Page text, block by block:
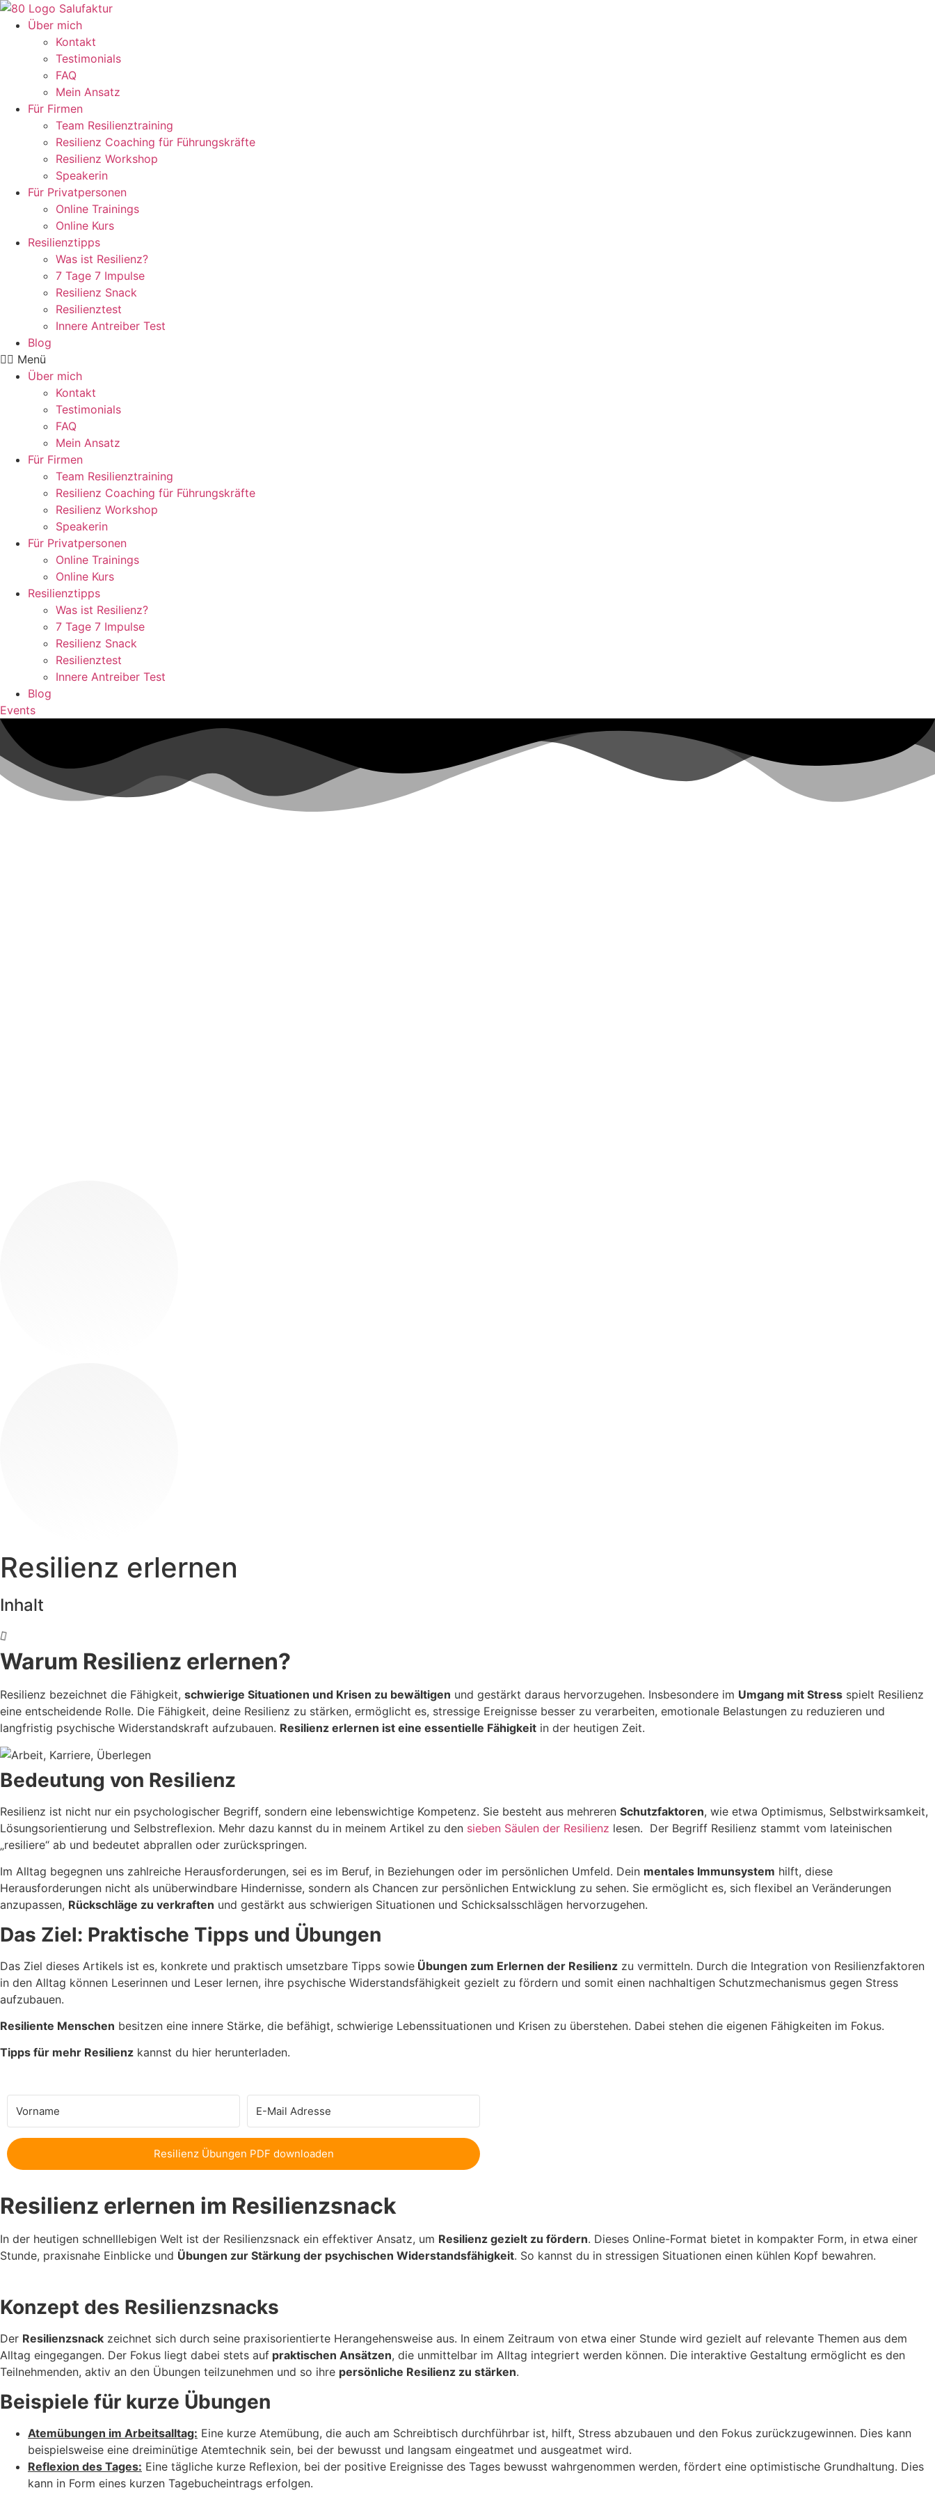
Zum
Inhalt
wechseln
Über mich
Kontakt
Testimonials
FAQ
Mein Ansatz
Für Firmen
Team Resilienztraining
Resilienz Coaching für Führungskräfte
Resilienz Workshop
Speakerin
Für Privatpersonen
Online Trainings
Online Kurs
Resilienztipps
Was ist Resilienz?
7 Tage 7 Impulse
Resilienz Snack
Resilienztest
Innere Antreiber Test
Blog
Menü
Über mich
Kontakt
Testimonials
FAQ
Mein Ansatz
Für Firmen
Team Resilienztraining
Resilienz Coaching für Führungskräfte
Resilienz Workshop
Speakerin
Für Privatpersonen
Online Trainings
Online Kurs
Resilienztipps
Was ist Resilienz?
7 Tage 7 Impulse
Resilienz Snack
Resilienztest
Innere Antreiber Test
Blog
Events
Resilienz erlernen
Inhalt
Warum Resilienz erlernen?
Resilienz bezeichnet die Fähigkeit, schwierige Situationen und Krisen zu bewältigen und gestärkt daraus hervorzugehen. Insbesondere im Umgang mit Stress spielt Resilienz
eine entscheidende Rolle. Die Fähigkeit, deine Resilienz zu stärken, ermöglicht es, stressige Ereignisse besser zu verarbeiten, emotionale Belastungen zu reduzieren und
langfristig psychische Widerstandskraft aufzubauen. Resilienz erlernen ist eine essentielle Fähigkeit in der heutigen Zeit.
Bedeutung von Resilienz
Resilienz ist nicht nur ein psychologischer Begriff, sondern eine lebenswichtige Kompetenz. Sie besteht aus mehreren Schutzfaktoren, wie etwa Optimismus, Selbstwirksamkeit,
Lösungsorientierung und Selbstreflexion. Mehr dazu kannst du in meinem Artikel zu den sieben Säulen der Resilienz lesen. Der Begriff Resilienz stammt vom lateinischen
„resiliere“ ab und bedeutet abprallen oder zurückspringen.
Im Alltag begegnen uns zahlreiche Herausforderungen, sei es im Beruf, in Beziehungen oder im persönlichen Umfeld. Dein mentales Immunsystem hilft, diese
Herausforderungen nicht als unüberwindbare Hindernisse, sondern als Chancen zur persönlichen Entwicklung zu sehen. Sie ermöglicht es, sich flexibel an Veränderungen
anzupassen, Rückschläge zu verkraften und gestärkt aus schwierigen Situationen und Schicksalsschlägen hervorzugehen.
Das Ziel: Praktische Tipps und Übungen
Das Ziel dieses Artikels ist es, konkrete und praktisch umsetzbare Tipps sowie Übungen zum Erlernen der Resilienz zu vermitteln. Durch die Integration von Resilienzfaktoren
in den Alltag können Leserinnen und Leser lernen, ihre psychische Widerstandsfähigkeit gezielt zu fördern und somit einen nachhaltigen Schutzmechanismus gegen Stress
aufzubauen.
Resiliente Menschen besitzen eine innere Stärke, die befähigt, schwierige Lebenssituationen und Krisen zu überstehen. Dabei stehen die eigenen Fähigkeiten im Fokus.
Tipps für mehr Resilienz kannst du hier herunterladen.
Resilienz Übungen PDF downloaden
Resilienz erlernen im Resilienzsnack
In der heutigen schnelllebigen Welt ist der Resilienzsnack ein effektiver Ansatz, um Resilienz gezielt zu fördern. Dieses Online-Format bietet in kompakter Form, in etwa einer
Stunde, praxisnahe Einblicke und Übungen zur Stärkung der psychischen Widerstandsfähigkeit. So kannst du in stressigen Situationen einen kühlen Kopf bewahren.
Konzept des Resilienzsnacks
Der Resilienzsnack zeichnet sich durch seine praxisorientierte Herangehensweise aus. In einem Zeitraum von etwa einer Stunde wird gezielt auf relevante Themen aus dem
Alltag eingegangen. Der Fokus liegt dabei stets auf praktischen Ansätzen, die unmittelbar im Alltag integriert werden können. Die interaktive Gestaltung ermöglicht es den
Teilnehmenden, aktiv an den Übungen teilzunehmen und so ihre persönliche Resilienz zu stärken.
Beispiele für kurze Übungen
Atemübungen im Arbeitsalltag: Eine kurze Atemübung, die auch am Schreibtisch durchführbar ist, hilft, Stress abzubauen und den Fokus zurückzugewinnen. Dies kann
beispielsweise eine dreiminütige Atemtechnik sein, bei der bewusst und langsam eingeatmet und ausgeatmet wird.
Reflexion des Tages: Eine tägliche kurze Reflexion, bei der positive Ereignisse des Tages bewusst wahrgenommen werden, fördert eine optimistische Grundhaltung. Dies
kann in Form eines kurzen Tagebucheintrags erfolgen.